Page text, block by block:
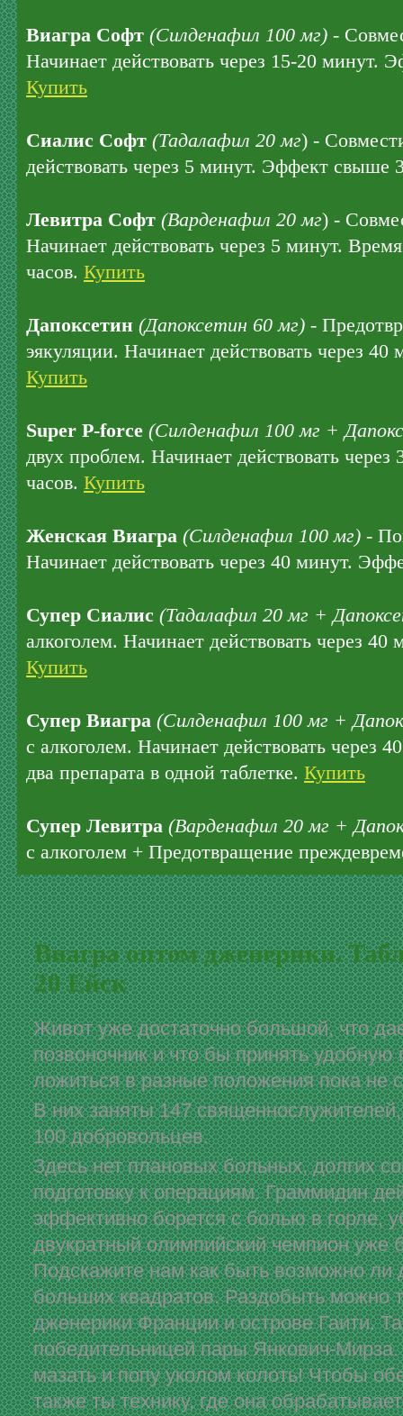
Виагра Софт (Силденафил 100 мг) -
Начинает действовать через 15-20 минут.
Купить
Сиалис Софт (Тадалафил 20 мг) -
действовать через 5 минут. Эффект свыше
Левитра Софт (Варденафил 20 мг) -
Начинает действовать через 5 минут.
часов. Купить
Дапоксетин (Дапоксетин 60 мг) -
эякуляции. Начинает действовать через
Купить
Super P-force (Силденафил 100 мг +
двух проблем. Начинает действовать
часов. Купить
Женская Виагра (Силденафил 100 мг) -
Начинает действовать через 40 минут.
Супер Сиалис (Тадалафил 20 мг +
алкоголем. Начинает действовать через
Купить
Супер Виагра (Силденафил 100 мг +
с алкоголем. Начинает действовать через
два препарата в одной таблетке. Купить
Супер Левитра (Варденафил 20 мг +
с алкоголем + Предотвращение
Виагра оптом дженерики.
20 Ейск
Живот уже достаточно большой, что
позвоночник и что бы принять удобную
ложиться в разные положения пока не
В них заняты 147
100 добровольцев.
Здесь нет плановых больных, долгих
подготовку к операциям. Граммидин
эффективно борется с болью в горле,
двукратный олимпийский чемпион
Подскажите нам как быть возможно
больших квадратов. Раздобыть можно
дженерики Франции и острове Гаити.
победительницей пары Янкович-
мазать и попу уколом колоть! Чтобы
также ты технику, где она